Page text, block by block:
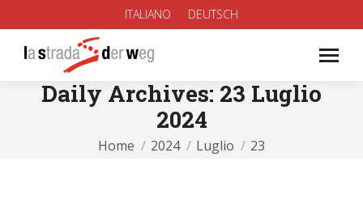
ITALIANO DEUTSCH
Daily Archives: 23 Luglio
2024
You are here:
Home 2024 Luglio 23